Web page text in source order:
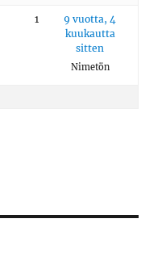
1
9 vuotta, 4
kuukautta
sitten
Nimetön